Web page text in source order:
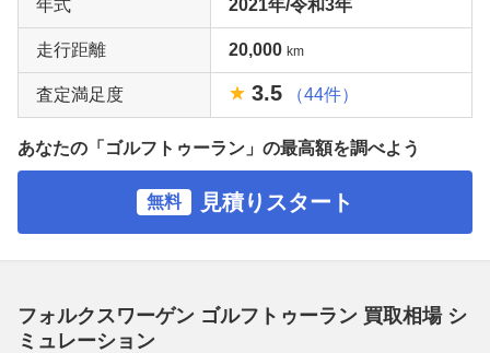
年式 2021年/令和3年
走行距離 20,000 km
査定満足度 3.5 （44件）
あなたの「ゴルフトゥーラン」の最高額を調べよう
無料 見積りスタート
フォルクスワーゲン ゴルフトゥーラン 買取相場 シ
ミュレーション